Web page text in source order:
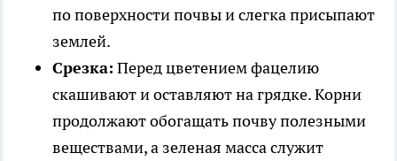
по поверхности почвы и слегка присыпают
землей.
Срезка: Перед цветением фацелию
скашивают и оставляют на грядке. Корни
продолжают обогащать почву полезными
веществами, а зеленая масса служит